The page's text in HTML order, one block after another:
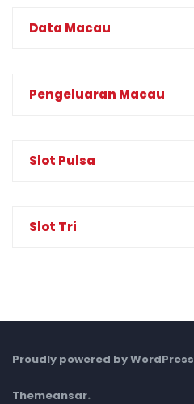
Data Macau
Pengeluaran Macau
Slot Pulsa
Slot Tri
Proudly powered by WordPress
Themeansar.